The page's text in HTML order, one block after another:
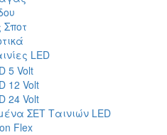
LED
5 Volt
12 Volt
24 Volt
ΣΕΤ Ταινιών LED
Flex